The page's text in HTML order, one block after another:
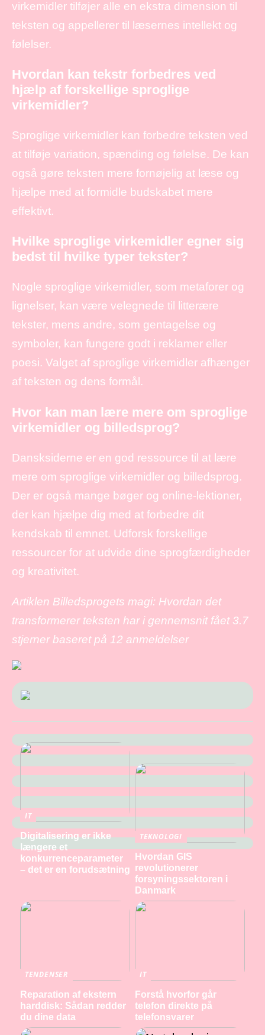
virkemidler tilføjer alle en ekstra dimension til
teksten og appellerer til læsernes intellekt og
følelser.
Hvordan kan tekstr forbedres ved
hjælp af forskellige sproglige
virkemidler?
Sproglige virkemidler kan forbedre teksten ved
at tilføje variation, spænding og følelse. De kan
også gøre teksten mere fornøjelig at læse og
hjælpe med at formidle budskabet mere
effektivt.
Hvilke sproglige virkemidler egner sig
bedst til hvilke typer tekster?
Nogle sproglige virkemidler, som metaforer og
lignelser, kan være velegnede til litterære
tekster, mens andre, som gentagelse og
symboler, kan fungere godt i reklamer eller
poesi. Valget af sproglige virkemidler afhænger
af teksten og dens formål.
Hvor kan man lære mere om sproglige
virkemidler og billedsprog?
Dansksiderne er en god ressource til at lære
mere om sproglige virkemidler og billedsprog.
Der er også mange bøger og online-lektioner,
der kan hjælpe dig med at forbedre dit
kendskab til emnet. Udforsk forskellige
ressourcer for at udvide dine sprogfærdigheder
og kreativitet.
Artiklen Billedsprogets magi: Hvordan det
transformerer teksten har i gennemsnit fået 3.7
stjerner baseret på 12 anmeldelser
IT
Digitalisering er ikke
længere et
konkurrenceparameter
– det er en forudsætning
TEKNOLOGI
Hvordan GIS
revolutionerer
forsyningssektoren i
Danmark
TENDENSER
Reparation af ekstern
harddisk: Sådan redder
du dine data
IT
Forstå hvorfor går
telefon direkte på
telefonsvarer